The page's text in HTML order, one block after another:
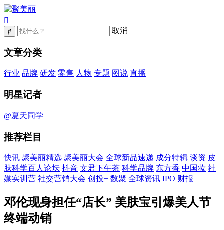
取消
文章分类
行业 品牌 研发 零售 人物 专题 图说 直播
明星记者
@夏天同学
推荐栏目
快讯 聚美丽精选 聚美丽大会 全球新品速递 成分特辑 谈资 皮
肤科学百人论坛 抖音 文君下午茶 科学品牌 东方香 中国妆 社
媒实训营 社交营销大会 创投+ 数聚 全球资讯 IPO 财报
邓伦现身担任“店长” 美肤宝引爆美人节
终端动销